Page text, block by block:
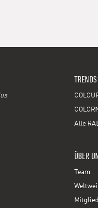
TRENDS
Alle
ÜBER
Team